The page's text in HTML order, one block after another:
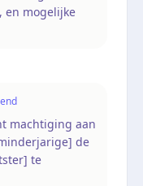
en mogelijke
machtiging aan
de
te